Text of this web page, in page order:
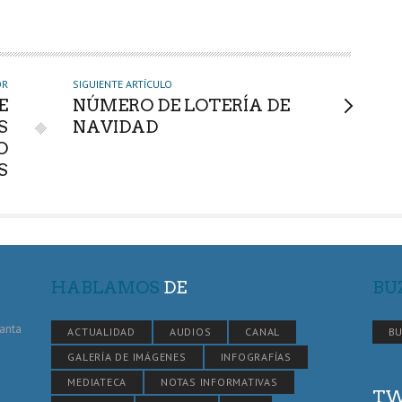
SIGUIENTE ARTÍCULO
NÚMERO DE LOTERÍA DE
NAVIDAD
HABLAMOS DE
ACTUALIDAD AUDIOS
CANAL
GALERÍA DE IMÁGENES
INFOGRAFÍAS
MEDIATECA
NOTAS INFORMATIVAS